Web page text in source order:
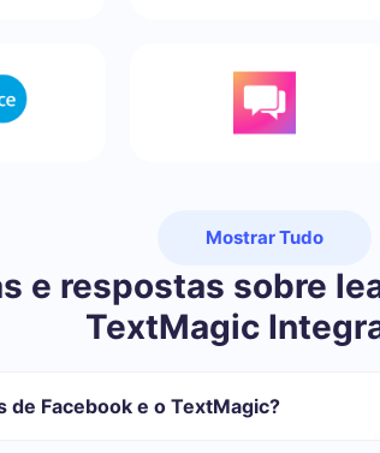
Mostrar Tudo
e respostas sobre
TextMagic
de Facebook e o TextMagic?